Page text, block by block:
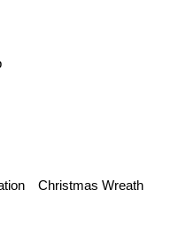
Christmas Wreath